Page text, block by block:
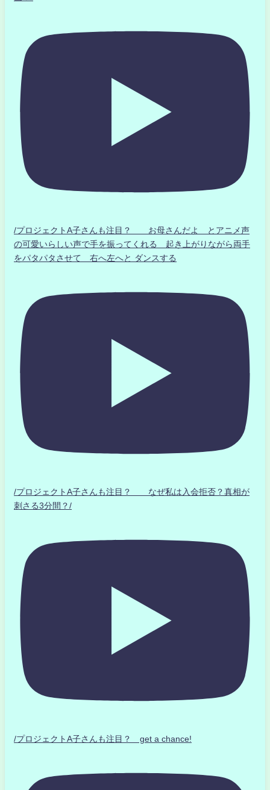
/プロジェクトA子さんも注目？ お母さんだよ とアニメ声
の可愛いらしい声で手を振ってくれる 起き上がりながら両手
をパタパタさせて 右へ左へと ダンスする
/プロジェクトA子さんも注目？ なぜ私は入会拒否？真相が
刺さる3分間？/
/プロジェクトA子さんも注目？ get a chance!